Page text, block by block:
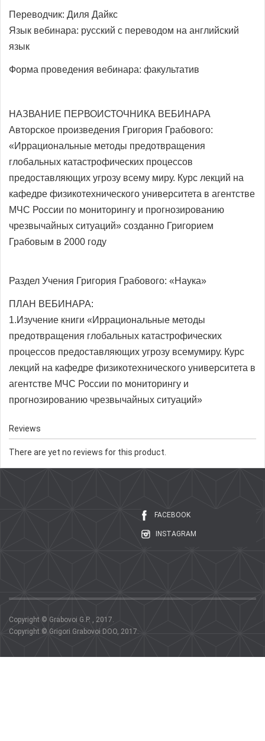
Переводчик: Диля Дайкс
Язык вебинара: русский с переводом на английский
язык
Форма проведения вебинара: факультатив
НАЗВАНИЕ ПЕРВОИСТОЧНИКА ВЕБИНАРА
Авторское произведения Григория Грабового:
«Иррациональные методы предотвращения
глобальных катастрофических процессов
предоставляющих угрозу всему миру. Курс лекций на
кафедре физикотехнического университета в агентстве
МЧС России по мониторингу и прогнозированию
чрезвычайных ситуаций» созданно Григорием
Грабовым в 2000 году
Раздел Учения Григория Грабового: «Наука»
ПЛАН ВЕБИНАРА:
1.Изучение книги «Иррациональные методы
предотвращения глобальных катастрофических
процессов предоставляющих угрозу всемумиру. Курс
лекций на кафедре физикотехнического университета в
агентстве МЧС России по мониторингу и
прогнозированию чрезвычайных ситуаций»
Reviews
There are yet no reviews for this product.
FACEBOOK
INSTAGRAM
Copyright © Grabovoi G.P. , 2017.
Copyright © Grigori Grabovoi DOO, 2017.